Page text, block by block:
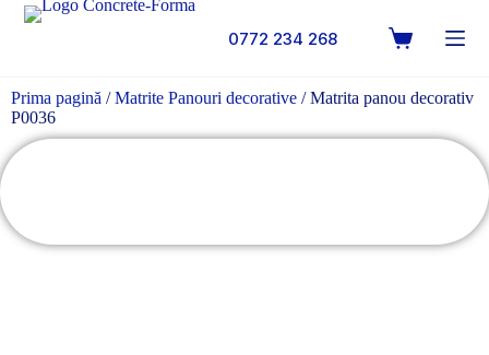
0772 234 268
Prima pagină /Matrite Panouri decorative / Matrita panou decorativ
P0036